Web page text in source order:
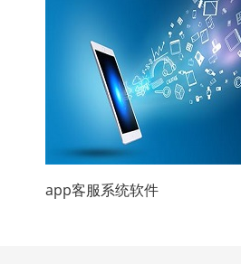
app客服系统软件